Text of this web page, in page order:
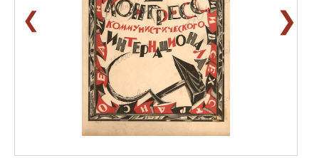
❮ ❯